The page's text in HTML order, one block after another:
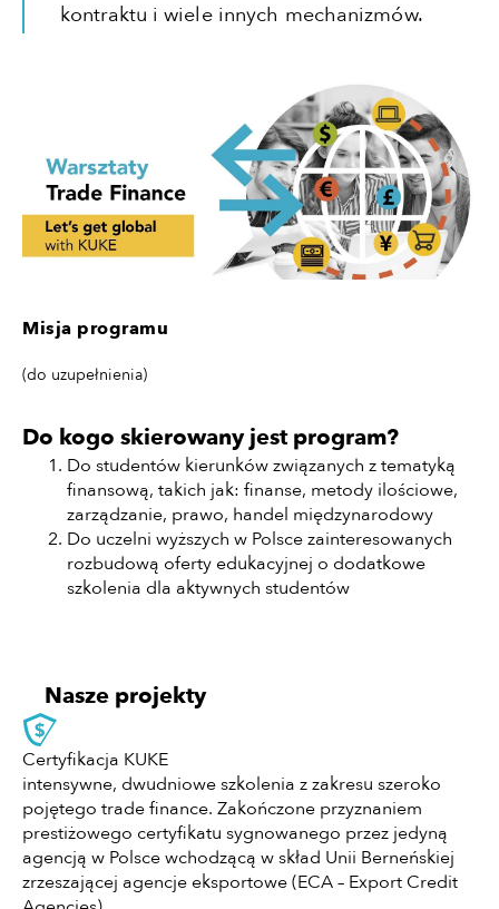
kontraktu i wiele innych mechanizmów.
Misja programu
(do uzupełnienia)
Do kogo skierowany jest program?
Do studentów kierunków związanych z tematyką
finansową, takich jak: finanse, metody ilościowe,
zarządzanie, prawo, handel międzynarodowy
Do uczelni wyższych w Polsce zainteresowanych
rozbudową oferty edukacyjnej o dodatkowe
szkolenia dla aktywnych studentów
Nasze projekty
Certyfikacja KUKE
intensywne, dwudniowe szkolenia z zakresu szeroko
pojętego trade finance. Zakończone przyznaniem
prestiżowego certyfikatu sygnowanego przez jedyną
agencją w Polsce wchodzącą w skład Unii Berneńskiej
zrzeszającej agencje eksportowe (ECA – Export Credit